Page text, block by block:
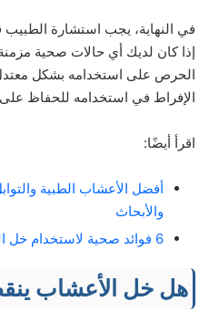
في النهاية، يجب استشارة
إذا كان لديك أي حالات صحية
الحرص على استخدامه بشكل
الإفراط في استخدامه للحفاظ على
اقرأ أيضًا:
أفضل الأعشاب الطبية
والأبحاث
6 فوائد صحية لاستخدام خل التفاح
هل خل الأعشاب